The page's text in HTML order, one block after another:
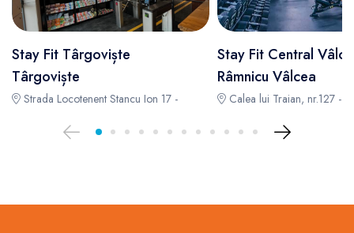
Stay Fit Târgoviște
Târgoviște
Strada Locotenent Stancu Ion 17 -
Stay Fit Central
Râmnicu Vâlcea
Calea lui Traian, nr.127 -